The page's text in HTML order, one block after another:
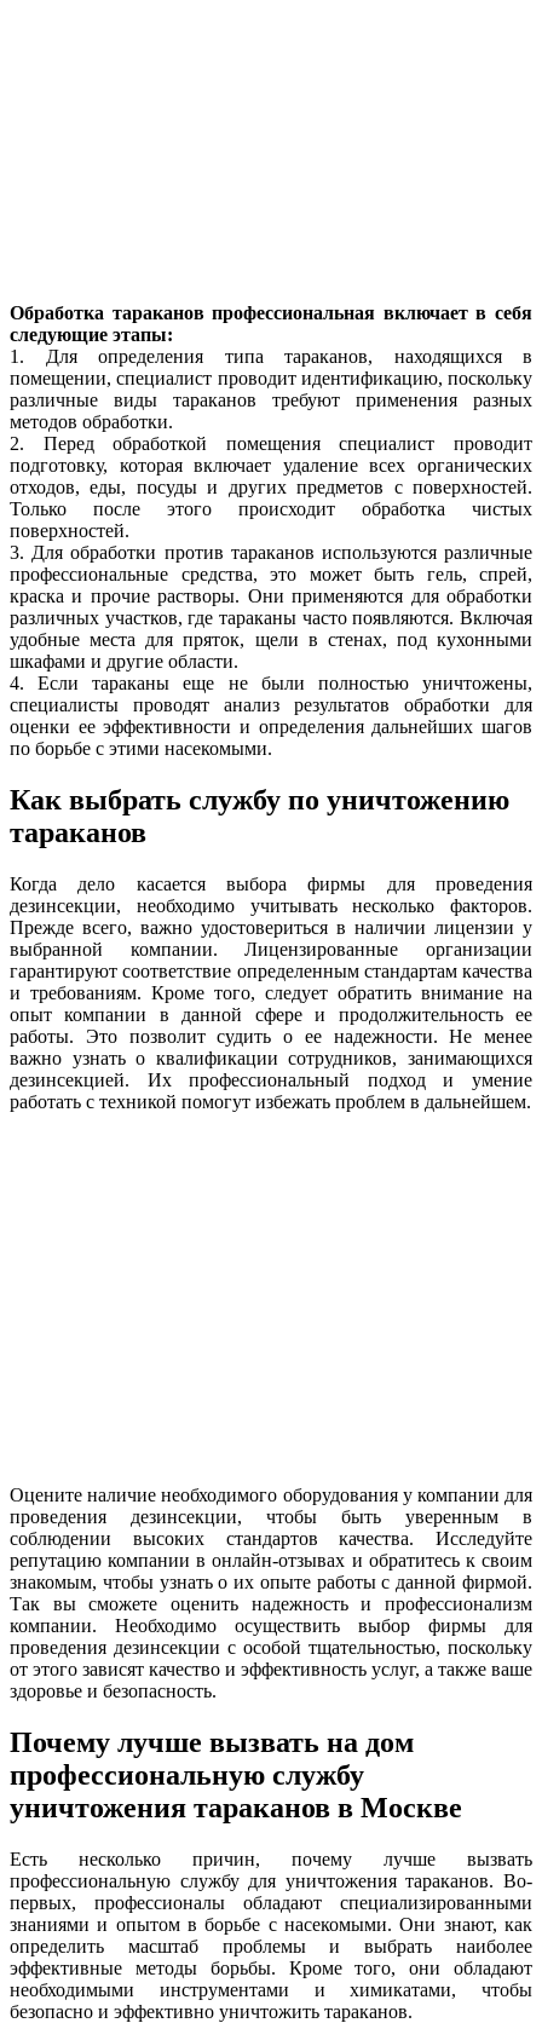
Обработка тараканов профессиональная включает в себя
следующие этапы:
1. Для определения типа тараканов, находящихся в
помещении, специалист проводит идентификацию, поскольку
различные виды тараканов требуют применения разных
методов обработки.
2. Перед обработкой помещения специалист проводит
подготовку, которая включает удаление всех органических
отходов, еды, посуды и других предметов с поверхностей.
Только после этого происходит обработка чистых
поверхностей.
3. Для обработки против тараканов используются различные
профессиональные средства, это может быть гель, спрей,
краска и прочие растворы. Они применяются для обработки
различных участков, где тараканы часто появляются. Включая
удобные места для пряток, щели в стенах, под кухонными
шкафами и другие области.
4. Если тараканы еще не были полностью уничтожены,
специалисты проводят анализ результатов обработки для
оценки ее эффективности и определения дальнейших шагов
по борьбе с этими насекомыми.
Как выбрать службу по уничтожению
тараканов
Когда дело касается выбора фирмы для проведения
дезинсекции, необходимо учитывать несколько факторов.
Прежде всего, важно удостовериться в наличии лицензии у
выбранной компании. Лицензированные организации
гарантируют соответствие определенным стандартам качества
и требованиям. Кроме того, следует обратить внимание на
опыт компании в данной сфере и продолжительность ее
работы. Это позволит судить о ее надежности. Не менее
важно узнать о квалификации сотрудников, занимающихся
дезинсекцией. Их профессиональный подход и умение
работать с техникой помогут избежать проблем в дальнейшем.
Оцените наличие необходимого оборудования у компании для
проведения дезинсекции, чтобы быть уверенным в
соблюдении высоких стандартов качества. Исследуйте
репутацию компании в онлайн-отзывах и обратитесь к своим
знакомым, чтобы узнать о их опыте работы с данной фирмой.
Так вы сможете оценить надежность и профессионализм
компании. Необходимо осуществить выбор фирмы для
проведения дезинсекции с особой тщательностью, поскольку
от этого зависят качество и эффективность услуг, а также ваше
здоровье и безопасность.
Почему лучше вызвать на дом
профессиональную службу
уничтожения тараканов в Москве
Есть несколько причин, почему лучше вызвать
профессиональную службу для уничтожения тараканов. Во-
первых, профессионалы обладают специализированными
знаниями и опытом в борьбе с насекомыми. Они знают, как
определить масштаб проблемы и выбрать наиболее
эффективные методы борьбы. Кроме того, они обладают
необходимыми инструментами и химикатами, чтобы
безопасно и эффективно уничтожить тараканов.